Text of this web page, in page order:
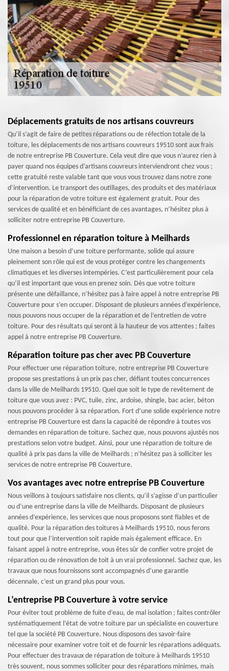
Déplacements gratuits de nos artisans couvreurs
Qu’il s’agit de faire de petites réparations ou de réfection totale de la
toiture, les déplacements de nos artisans couvreurs 19510 sont aux frais
de notre entreprise PB Couverture. Cela veut dire que vous n’aurez rien à
payer quand nos équipes d’artisans couvreurs interviendront chez vous ;
cette gratuité reste valable tant que vous vous trouvez dans notre zone
d’intervention. Le transport des outillages, des produits et des matériaux
pour la réparation de votre toiture est également gratuit. Pour des
services de qualité et en bénéficiant de ces avantages, n’hésitez plus à
solliciter notre entreprise PB Couverture.
Professionnel en réparation toiture à Meilhards
Une maison a besoin d’une toiture performante, solide qui assure
pleinement son rôle qui est de vous protéger contre les changements
climatiques et les diverses intempéries. C’est particulièrement pour cela
qu’il est important que vous en prenez soin. Dès que votre toiture
présente une défaillance, n’hésitez pas à faire appel à notre entreprise PB
Couverture pour s’en occuper. Disposant de plusieurs années d’expérience,
nous pouvons nous occuper de la réparation et de l’entretien de votre
toiture. Pour des résultats qui seront à la hauteur de vos attentes ; faites
appel à notre entreprise PB Couverture.
Réparation toiture pas cher avec PB Couverture
Pour effectuer une réparation toiture, notre entreprise PB Couverture
propose ses prestations à un prix pas cher, défiant toutes concurrences
dans la ville de Meilhards 19510. Quel que soit le type de revêtement de
toiture que vous avez : PVC, tuile, zinc, ardoise, shingle, bac acier, béton
nous pouvons procéder à sa réparation. Fort d’une solide expérience notre
entreprise PB Couverture est dans la capacité de répondre à toutes vos
demandes en réparation de toiture. Sachez que, nous pouvons ajustés nos
prestations selon votre budget. Ainsi, pour une réparation de toiture de
qualité à prix pas dans la ville de Meilhards ; n’hésitez pas à solliciter les
services de notre entreprise PB Couverture.
Vos avantages avec notre entreprise PB Couverture
Nous veillons à toujours satisfaire nos clients, qu’il s’agisse d’un particulier
ou d’une entreprise dans la ville de Meilhards. Disposant de plusieurs
années d’expérience, les services que nous proposons sont fiables et de
qualité. Pour la réparation des toitures à Meilhards 19510, nous ferons
tout pour que l’intervention soit rapide mais également efficace. En
faisant appel à notre entreprise, vous êtes sûr de confier votre projet de
réparation ou de rénovation de toit à un vrai professionnel. Sachez que, les
travaux que nous fournissons sont accompagnés d’une garantie
décennale, c’est un grand plus pour vous.
L’entreprise PB Couverture à votre service
Pour éviter tout problème de fuite d’eau, de mal isolation ; faites contrôler
systématiquement l’état de votre toiture par un spécialiste en couverture
tel que la société PB Couverture. Nous disposons des savoir-faire
nécessaire pour examiner votre toit et de fournir les réparations adéquats.
Pour effectuer des travaux de réparation de toiture à Meilhards 19510
très souvent, nous sommes solliciter pour des réparations minimes, mais